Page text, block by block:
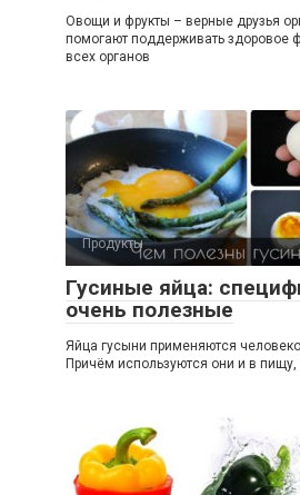
Овощи и фрукты – верные друзья
помогают поддерживать здоровое
всех органов
Продукты
Гусиные яйца:
очень полезные
Яйца гусыни применяются
Причём используются они и в пищу,